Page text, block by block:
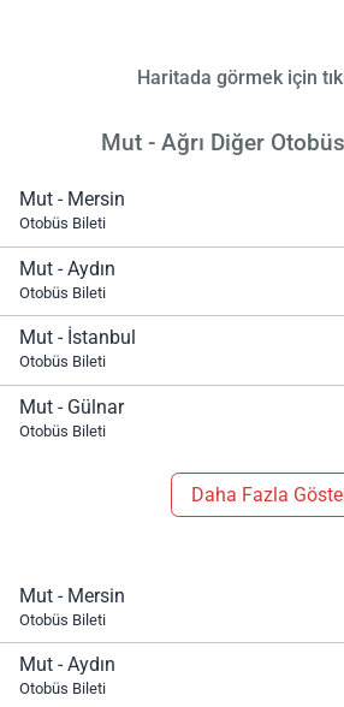
Haritada görmek için
Mut - Ağrı Diğer
Mut - Mersin
Otobüs Bileti
Mut - Aydın
Otobüs Bileti
Mut - İstanbul
Otobüs Bileti
Mut - Gülnar
Otobüs Bileti
Daha Fazla
Mut - Mersin
Otobüs Bileti
Mut - Aydın
Otobüs Bileti